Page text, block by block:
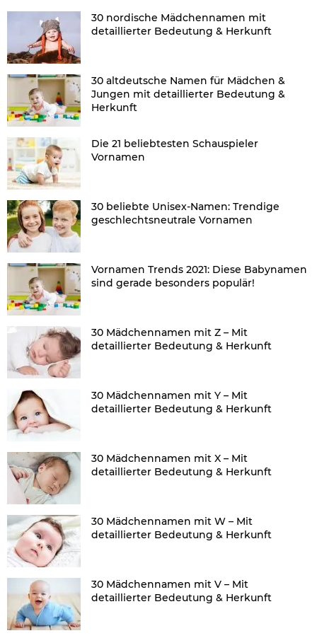
30 nordische Mädchennamen mit
detaillierter Bedeutung & Herkunft
30 altdeutsche Namen für Mädchen &
Jungen mit detaillierter Bedeutung &
Herkunft
Die 21 beliebtesten Schauspieler
Vornamen
30 beliebte Unisex-Namen: Trendige
geschlechtsneutrale Vornamen
Vornamen Trends 2021: Diese Babynamen
sind gerade besonders populär!
30 Mädchennamen mit Z – Mit
detaillierter Bedeutung & Herkunft
30 Mädchennamen mit Y – Mit
detaillierter Bedeutung & Herkunft
30 Mädchennamen mit X – Mit
detaillierter Bedeutung & Herkunft
30 Mädchennamen mit W – Mit
detaillierter Bedeutung & Herkunft
30 Mädchennamen mit V – Mit
detaillierter Bedeutung & Herkunft